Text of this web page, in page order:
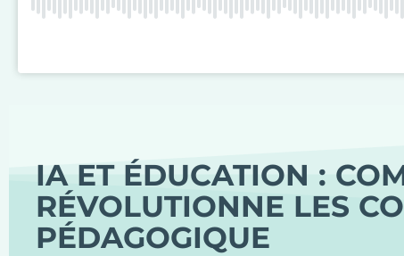
IA ET ÉDUCATION :
RÉVOLUTIONNE LES
PÉDAGOGIQUE